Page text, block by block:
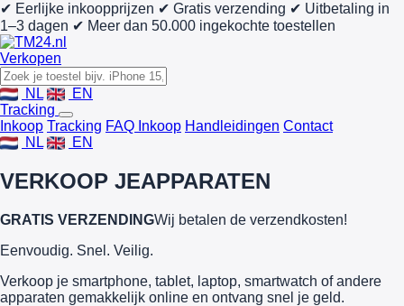
✔ Eerlijke inkoopprijzen ✔ Gratis verzending ✔ Uitbetaling in
1–3 dagen ✔ Meer dan 50.000 ingekochte toestellen
Verkopen
NL
EN
Tracking
Inkoop Tracking FAQ Inkoop Handleidingen Contact
NL
EN
VERKOOP JEAPPARATEN
GRATIS VERZENDINGWij betalen de verzendkosten!
Eenvoudig. Snel. Veilig.
Verkoop je smartphone, tablet, laptop, smartwatch of andere
apparaten gemakkelijk online en ontvang snel je geld.